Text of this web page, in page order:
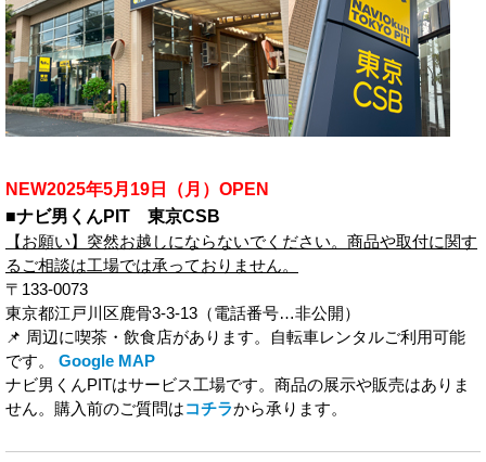
NEW2025年5月19日（月）OPEN
■ナビ男くんPIT 東京CSB
【お願い】突然お越しにならないでください。商品や取付に関す
るご相談は工場では承っておりません。
〒133-0073
東京都江戸川区鹿骨3-3-13 （電話番号…非公開）
📌 周辺に喫茶・飲食店があります。自転車レンタルご利用可能
です。 Google MAP
ナビ男くんPITはサービス工場です。商品の展示や販売はありま
せん。購入前のご質問はコチラから承ります。